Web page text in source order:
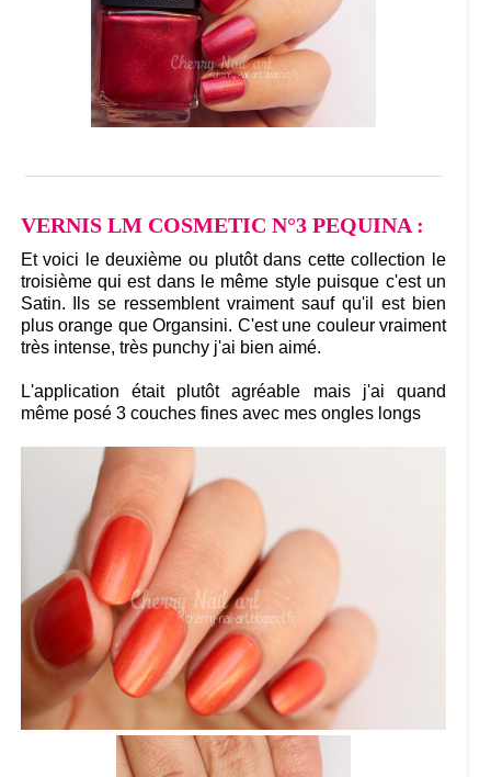
VERNIS LM COSMETIC N°3 PEQUINA :
Et voici le deuxième ou plutôt dans cette collection le
troisième qui est dans le même style puisque c'est un
Satin. Ils se ressemblent vraiment sauf qu'il est bien
plus orange que Organsini. C'est une couleur vraiment
très intense, très punchy j'ai bien aimé.
L'application était plutôt agréable mais j'ai quand
même posé 3 couches fines avec mes ongles longs